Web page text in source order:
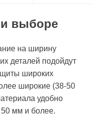
выборе
на ширину
деталей подойдут
широких
широкие (38-50
удобно
50 мм и более.